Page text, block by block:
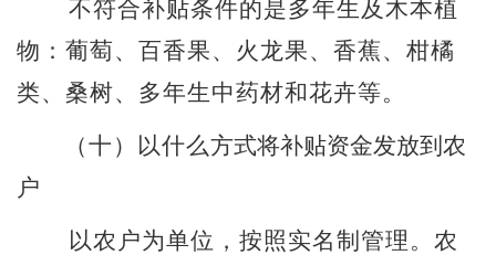
不符合补贴条件的是多年生及木本植
物：葡萄、百香果、火龙果、香蕉、柑橘
类、桑树、多年生中药材和花卉等。
（十）
以什么方式将补贴资金发放到农
户
以农户为单位，按照实名制管理。农